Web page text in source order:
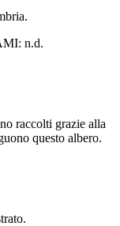
n.d.
raccolti grazie alla
questo albero.